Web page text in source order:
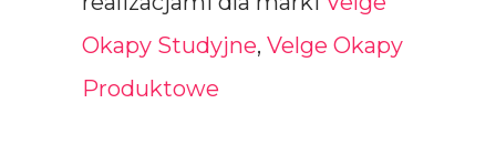
Okapy Studyjne, Velge Okapy
Produktowe